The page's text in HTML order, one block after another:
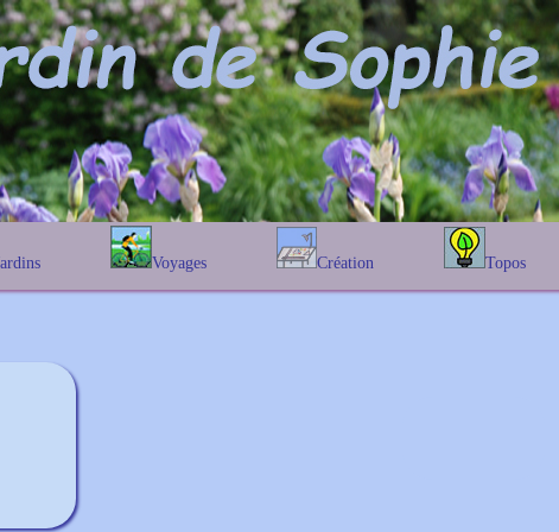
Voyages
En Belgique
Création
Prairies fleuries
Topos
Les chênes